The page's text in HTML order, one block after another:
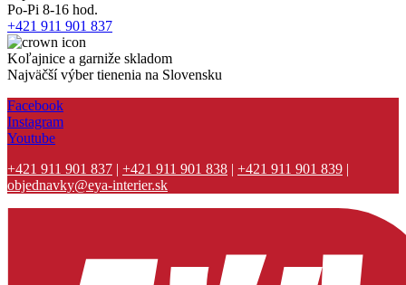
Po-Pi 8-16 hod.
+421 911 901 837
Koľajnice a garniže skladom
Najväčší výber tienenia na Slovensku
Facebook
Instagram
Youtube
+421 911 901 837 | +421 911 901 838 | +421 911 901 839 |
objednavky@eya-interier.sk